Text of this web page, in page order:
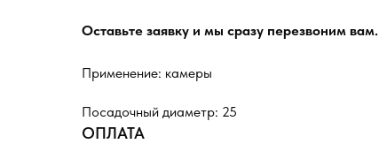
Оставьте заявку и мы сразу перезвоним вам.
Применение: камеры
Посадочный диаметр: 25
ОПЛАТА